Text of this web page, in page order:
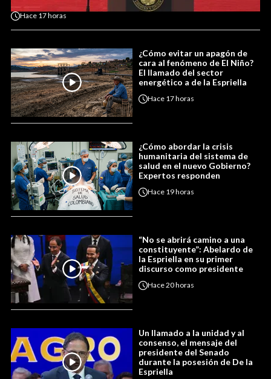
Hace 17 horas
¿Cómo evitar un apagón de
cara al fenómeno de El Niño?
El llamado del sector
energético a de la Espriella
Hace 17 horas
¿Cómo abordar la crisis
humanitaria del sistema de
salud en el nuevo Gobierno?
Expertos responden
Hace 19 horas
“No se abrirá camino a una
constituyente”: Abelardo de
la Espriella en su primer
discurso como presidente
Hace20 horas
Un llamado a la unidad y al
consenso, el mensaje del
presidente del Senado
durante la posesión de De la
Espriella